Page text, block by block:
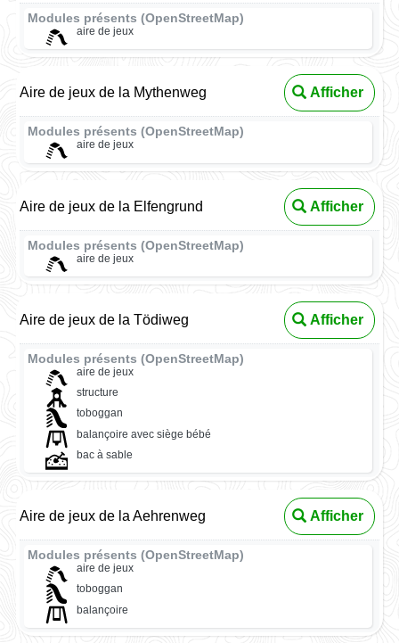
Modules présents (OpenStreetMap)
aire de jeux
Aire de jeux de la Mythenweg Afficher
Modules présents (OpenStreetMap)
aire de jeux
Aire de jeux de la Elfengrund Afficher
Modules présents (OpenStreetMap)
aire de jeux
Aire de jeux de la Tödiweg Afficher
Modules présents (OpenStreetMap)
aire de jeux
structure
toboggan
balançoire avec siège bébé
bac à sable
Aire de jeux de la Aehrenweg Afficher
Modules présents (OpenStreetMap)
aire de jeux
toboggan
balançoire